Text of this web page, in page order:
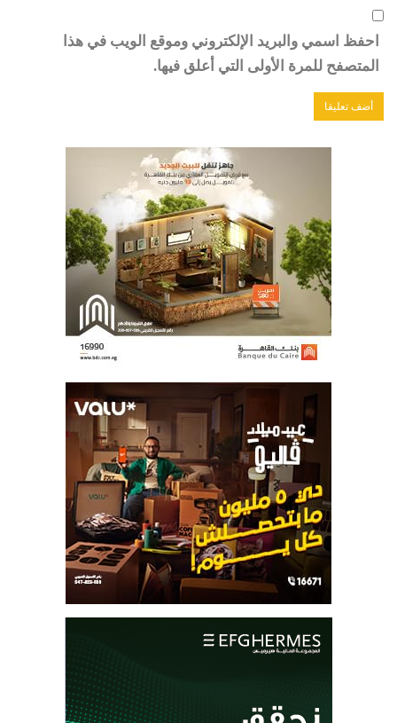
احفظ اسمي والبريد الإلكتروني وموقع الويب في هذا
المتصفح للمرة الأولى التي أعلق فيها.